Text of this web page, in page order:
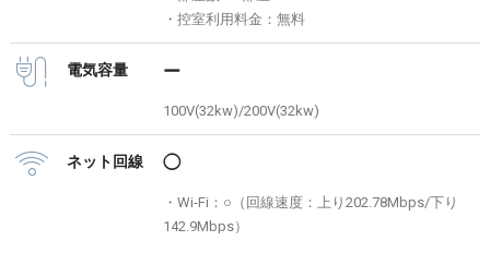
・控室利用料金：無料
電気容量 ー
100V(32kw)/200V(32kw)
ネット回線 ◯
・Wi-Fi：○（回線速度：上り202.78Mbps/下り
142.9Mbps）